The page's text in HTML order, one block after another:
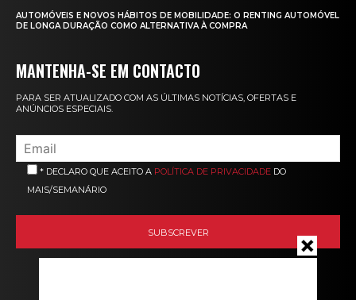
AUTOMÓVEIS E NOVOS HÁBITOS DE MOBILIDADE: O RENTING AUTOMÓVEL
DE LONGA DURAÇÃO COMO ALTERNATIVA À COMPRA
MANTENHA-SE EM CONTACTO
PARA SER ATUALIZADO COM AS ÚLTIMAS NOTÍCIAS, OFERTAS E
ANÚNCIOS ESPECIAIS.
* DECLARO QUE ACEITO A POLÍTICA DE PRIVACIDADE DO
MAIS/SEMANÁRIO